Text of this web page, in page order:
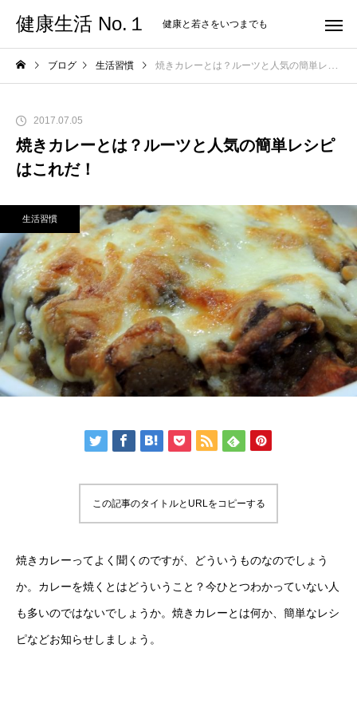
健康生活 No.１ 健康と若さをいつまでも
ブログ 生活習慣 焼きカレーとは？ルーツと人気の簡単レシピはこれだ！
2017.07.05
焼きカレーとは？ルーツと人気の簡単レシピ
はこれだ！
生活習慣
この記事のタイトルとURLをコピーする
焼きカレーってよく聞くのですが、どういうものなのでしょう
か。カレーを焼くとはどういうこと？今ひとつわかっていない人
も多いのではないでしょうか。焼きカレーとは何か、簡単なレシ
ピなどお知らせしましょう。